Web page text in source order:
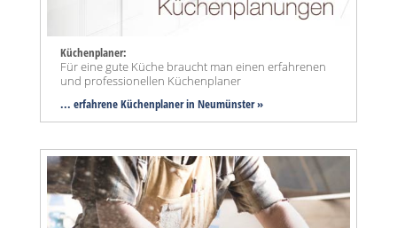
Küchenplaner:
Für eine gute Küche braucht man einen erfahrenen
und professionellen Küchenplaner
... erfahrene Küchenplaner in Neumünster »